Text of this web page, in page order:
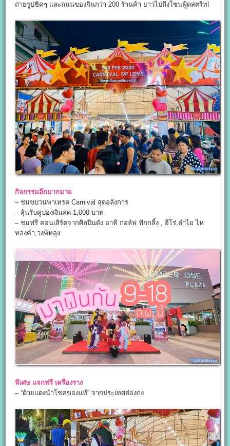
ถ่ายรูปชิคๆ และถนนของกินกว่า 200 ร้านค้า ยาวไปถึงโซนฟู้ดสตรีท!
กิจกรรมอีกมากมาย
– ชมขบวนพาเหรด Carnival สุดอลังการ
– ลุ้นรับคูปองเงินสด 1,000 บาท
– ชมฟรี คอนเสิร์ตจากศิลปินดัง อาทิ กอล์ฟ ฟักกลิ้ง , ฮีโร่,ลำไย ไห
ทองคำ,วงพัทลุง
พิเศษ แจกฟรี เครื่องราง
– “ด้ายแดงนำโชคของแท้” จากประเทศฮ่องกง